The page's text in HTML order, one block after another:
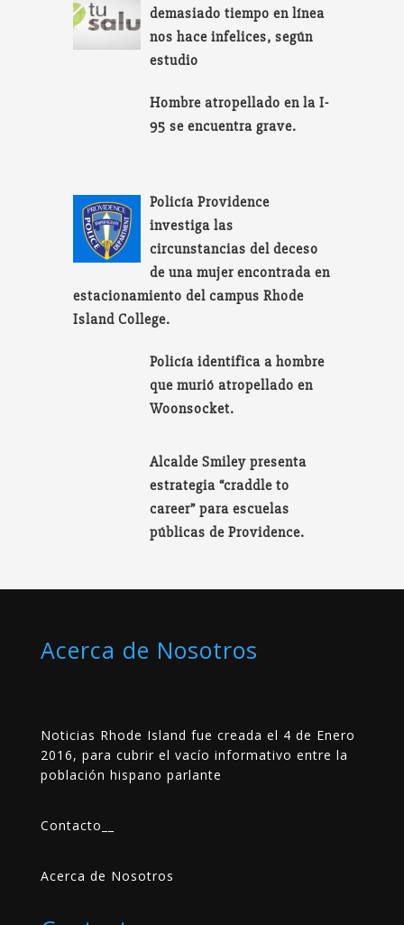
demasiado tiempo en línea
nos hace infelices, según
estudio
Hombre atropellado en la I-
95 se encuentra grave.
Policía Providence
investiga las
circunstancias del deceso
de una mujer encontrada en
estacionamiento del campus Rhode
Island College.
Policía identifica a hombre
que murió atropellado en
Woonsocket.
Alcalde Smiley presenta
estrategia “craddle to
career” para escuelas
públicas de Providence.
Acerca de Nosotros
Noticias Rhode Island fue creada el 4 de Enero
2016, para cubrir el vacío informativo entre la
población hispano parlante
Contacto
Acerca de Nosotros